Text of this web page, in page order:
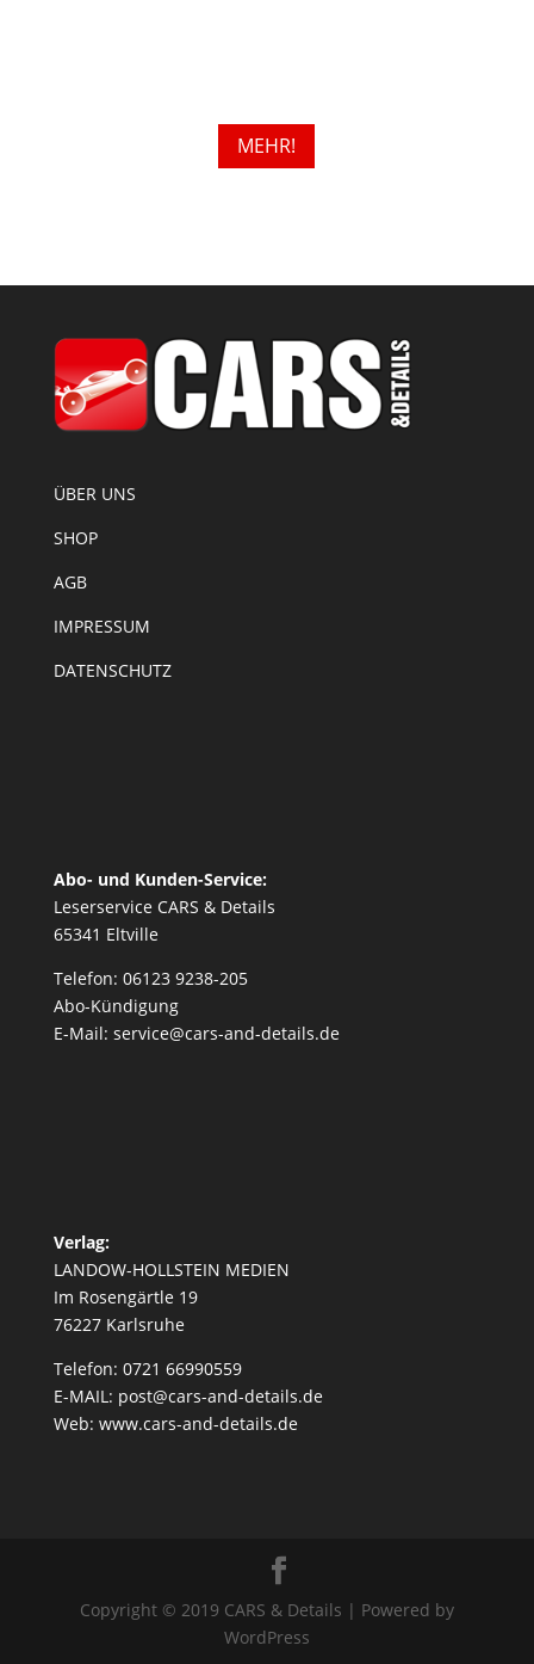
MEHR!
ÜBER UNS
SHOP
AGB
IMPRESSUM
DATENSCHUTZ
Abo- und Kunden-Service:
Leserservice CARS & Details
65341 Eltville
Telefon: 06123 9238-205
Abo-Kündigung
E-Mail: service@cars-and-details.de
Verlag:
LANDOW-HOLLSTEIN MEDIEN
Im Rosengärtle 19
76227 Karlsruhe
Telefon: 0721 66990559
E-MAIL: post@cars-and-details.de
Web: www.cars-and-details.de
Copyright © 2019 CARS & Details | Powered by
WordPress